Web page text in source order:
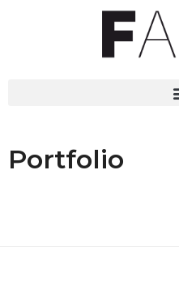
Portfolio